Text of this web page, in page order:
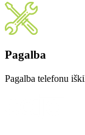
Pagalba
Pagalba telefonu